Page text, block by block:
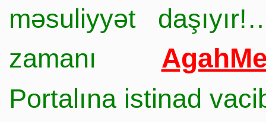
məsuliyyət
zamanı
Portalına istinad